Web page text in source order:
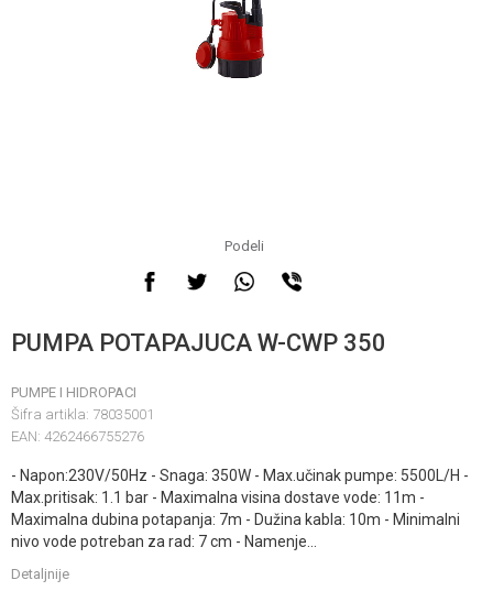
Podeli
PUMPA POTAPAJUCA W-CWP 350
PUMPE I HIDROPACI
Šifra artikla: 78035001
EAN: 4262466755276
- Napon:230V/50Hz - Snaga: 350W - Max.učinak pumpe: 5500L/H -
Max.pritisak: 1.1 bar - Maximalna visina dostave vode: 11m -
Maximalna dubina potapanja: 7m - Dužina kabla: 10m - Minimalni
nivo vode potreban za rad: 7 cm - Namenje
Detaljnije